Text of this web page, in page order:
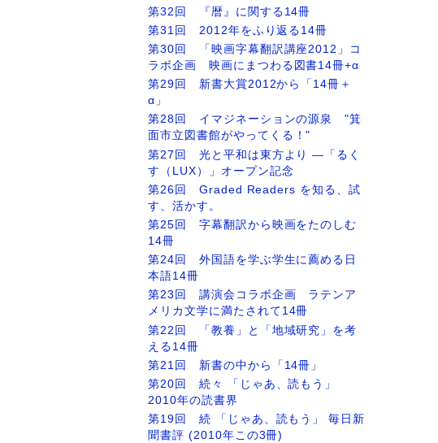
第32回 『暦』に関する14冊
第31回 2012年をふり返る14冊
第30回 「映画字幕翻訳講座2012」コ
ラボ企画 映画にまつわる図書14冊+α
第29回 新書大賞2012から「14冊＋
α」
第28回 イマジネーションの源泉 "箕
面市立図書館がやってくる！"
第27回 光と平和は東方より ―「るく
す（LUX）」オープン記念
第26回 Graded Readers を知る、試
す、活かす。
第25回 字幕翻訳から映画をたのしむ
14冊
第24回 外国語を学ぶ学生に薦める日
本語14冊
第23回 講演会コラボ企画 ラテンア
メリカ文学に満たされて14冊
第22回 「教養」と「地域研究」を考
える14冊
第21回 新書の中から「14冊」
第20回 続々 「じゃあ、読もう」
2010年の読書界
第19回 続 「じゃあ、読もう」 毎日新
聞書評 (2010年この3冊)